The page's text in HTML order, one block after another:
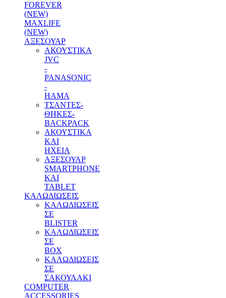
FOREVER
(NEW)
MAXLIFE
(NEW)
ΑΞΕΣΟΥΑΡ
ΑΚΟΥΣΤΙΚΑ
JVC
-
PANASONIC
-
HAMA
ΤΣΑΝΤΕΣ-
ΘΗΚΕΣ-
BACKPACK
ΑΚΟΥΣΤΙΚΑ
ΚΑΙ
ΗΧΕΙΑ
ΑΞΕΣΟΥΑΡ
SMARTPHONE
ΚΑΙ
TABLET
ΚΑΛΩΔΙΩΣΕΙΣ
ΚΑΛΩΔΙΩΣΕΙΣ
ΣΕ
BLISTER
ΚΑΛΩΔΙΩΣΕΙΣ
ΣΕ
BOX
ΚΑΛΩΔΙΩΣΕΙΣ
ΣΕ
ΣΑΚΟΥΛΑΚΙ
COMPUTER
ACCESSORIES